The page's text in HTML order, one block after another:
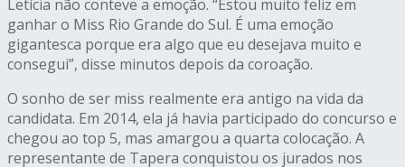
Letícia não conteve a emoção. “Estou muito feliz em
ganhar o Miss Rio Grande do Sul. É uma emoção
gigantesca porque era algo que eu desejava muito e
consegui”, disse minutos depois da coroação.
O sonho de ser miss realmente era antigo na vida da
candidata. Em 2014, ela já havia participado do concurso e
chegou ao top 5, mas amargou a quarta colocação. A
representante de Tapera conquistou os jurados nos